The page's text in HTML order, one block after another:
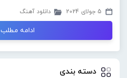
5 جولای 2024 دانلود آهنگ
ادامه مطلب
دسته بندی